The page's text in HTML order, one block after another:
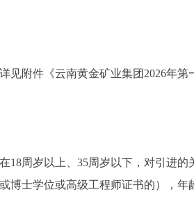
见附件《云南黄金矿业集团2026年第
18周岁以上、35周岁以下，对引进的
博士学位或高级工程师证书的），年